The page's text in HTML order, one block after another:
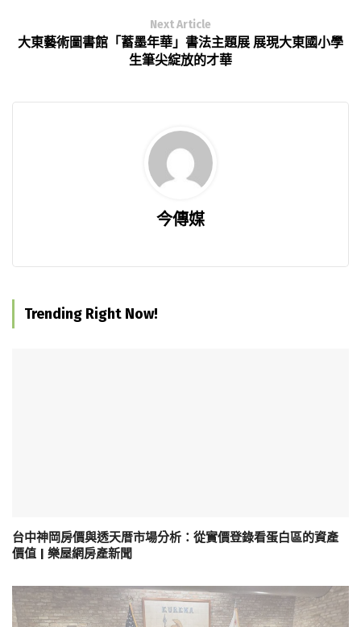
Next Article
大東藝術圖書館「蓄墨年華」書法主題展 展現大東國小學
生筆尖綻放的才華
今傳媒
Trending Right Now!
台中神岡房價與透天厝市場分析：從實價登錄看蛋白區的資產
價值 | 樂屋網房產新聞